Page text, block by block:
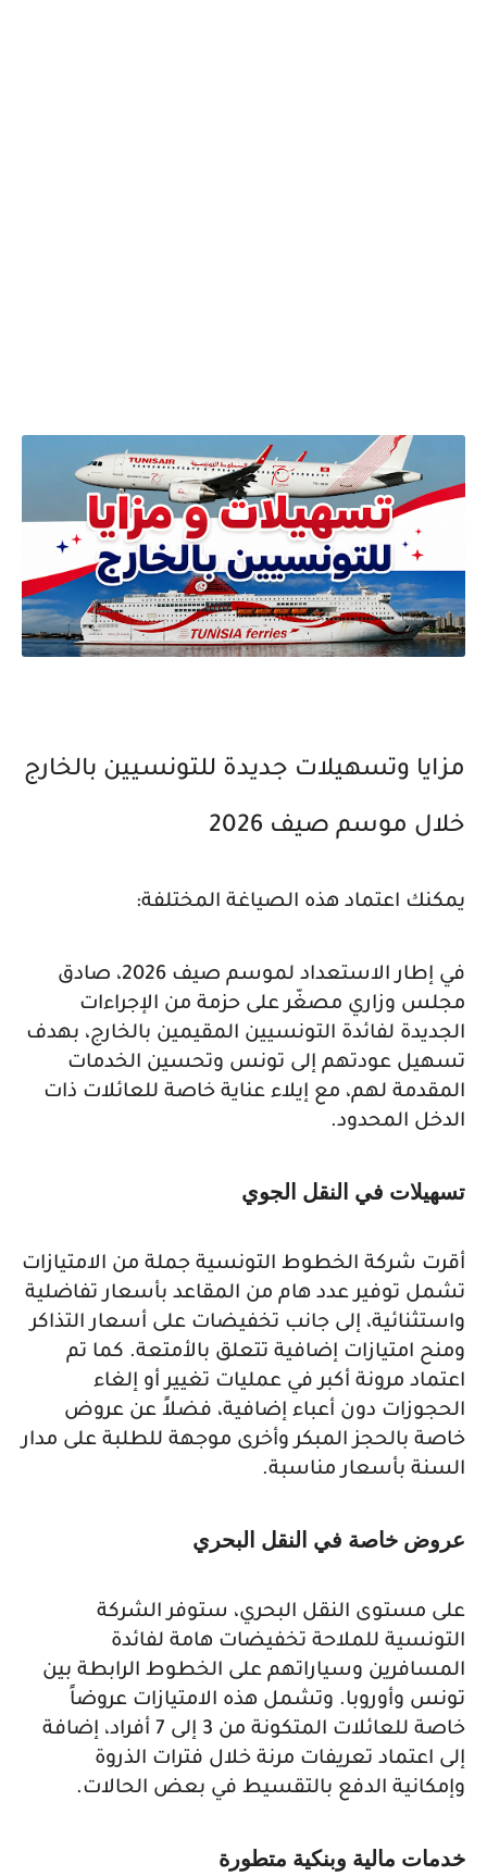
مزايا وتسهيلات جديدة للتونسيين بالخارج
خلال موسم صيف 2026
يمكنك اعتماد هذه الصياغة المختلفة:
في إطار الاستعداد لموسم صيف 2026، صادق
مجلس وزاري مصغّر على حزمة من الإجراءات
الجديدة لفائدة التونسيين المقيمين بالخارج، بهدف
تسهيل عودتهم إلى تونس وتحسين الخدمات
المقدمة لهم، مع إيلاء عناية خاصة للعائلات ذات
الدخل المحدود.
تسهيلات في النقل الجوي
أقرت شركة الخطوط التونسية جملة من الامتيازات
تشمل توفير عدد هام من المقاعد بأسعار تفاضلية
واستثنائية، إلى جانب تخفيضات على أسعار التذاكر
ومنح امتيازات إضافية تتعلق بالأمتعة. كما تم
اعتماد مرونة أكبر في عمليات تغيير أو إلغاء
الحجوزات دون أعباء إضافية، فضلاً عن عروض
خاصة بالحجز المبكر وأخرى موجهة للطلبة على مدار
السنة بأسعار مناسبة.
عروض خاصة في النقل البحري
على مستوى النقل البحري، ستوفر الشركة
التونسية للملاحة تخفيضات هامة لفائدة
المسافرين وسياراتهم على الخطوط الرابطة بين
تونس وأوروبا. وتشمل هذه الامتيازات عروضاً
خاصة للعائلات المتكونة من 3 إلى 7 أفراد، إضافة
إلى اعتماد تعريفات مرنة خلال فترات الذروة
وإمكانية الدفع بالتقسيط في بعض الحالات.
خدمات مالية وبنكية متطورة